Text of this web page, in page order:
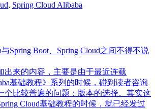
, Spring Cloud Alibaba
与Spring Boot、Spring Cloud之间不得不说
出来的内容，主要是由于最近连载
基础教程》系列的时候，碰到读者咨询
个比较普遍的问题：版本的选择。其实这
Cloud基础教程的时候，就已经发过